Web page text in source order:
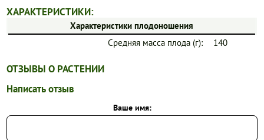
ХАРАКТЕРИСТИКИ:
Характеристики плодоношения
Средняя масса плода (г):
140
ОТЗЫВЫ О РАСТЕНИИ
Написать отзыв
Ваше имя: